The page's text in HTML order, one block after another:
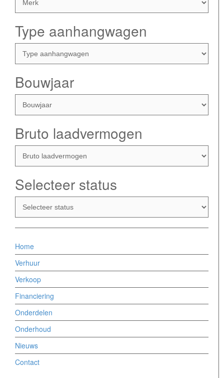
Type aanhangwagen
Bouwjaar
Bruto laadvermogen
Selecteer status
Home
Verhuur
Verkoop
Financiering
Onderdelen
Onderhoud
Nieuws
Contact